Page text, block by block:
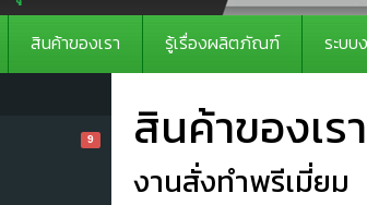
สินค้าของเรา รู้เรื่องผลิตภัณฑ์ ระบบ
9 สินค้าของเรา
งานสั่งทำพรีเมี่ยม